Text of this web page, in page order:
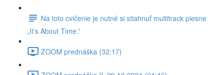
Na toto cvičenie je nutné si stiahnuť multitrack piesne
„It’s About Time.”
ZOOM prednáška (32:17)